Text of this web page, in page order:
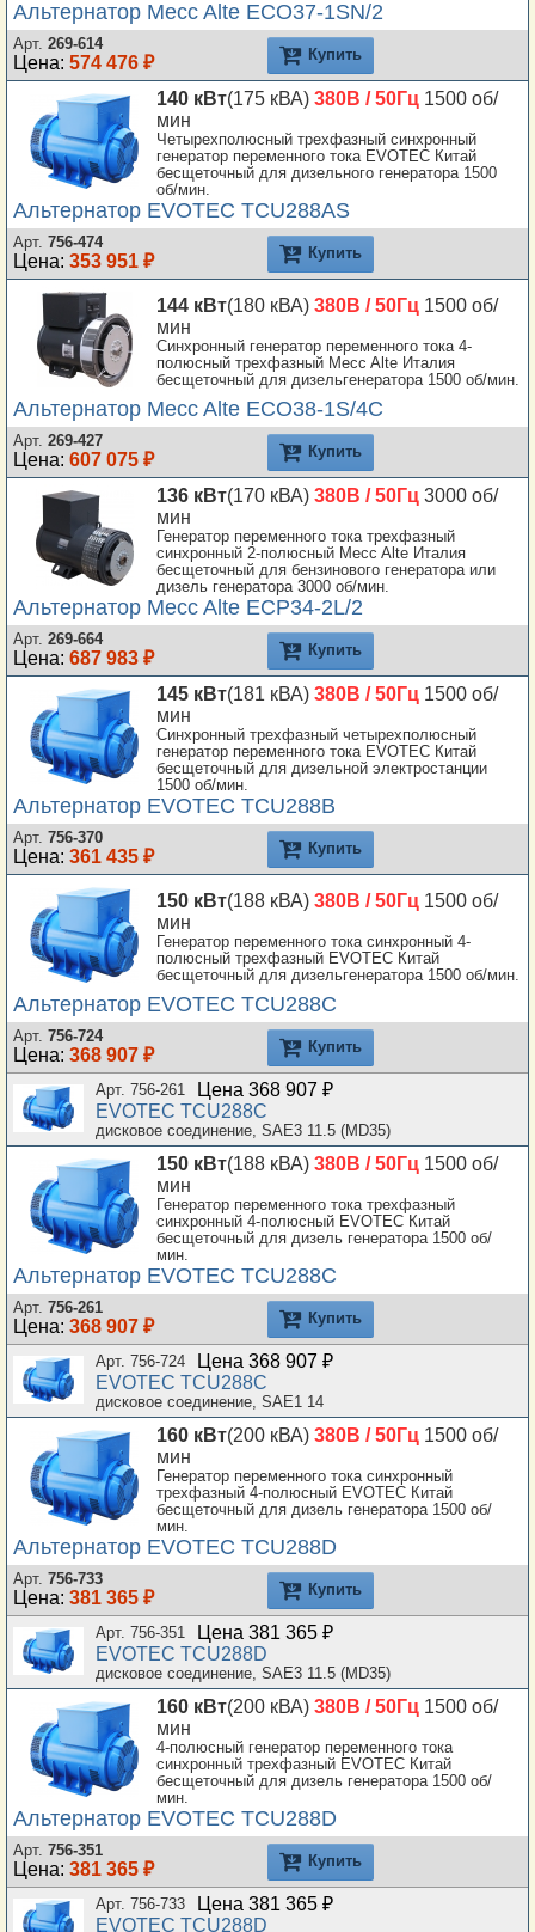
Альтернатор Mecc Alte ECO37-1SN/2
Арт. 269-614
Цена: 574 476 ₽ Купить
140 кВт(175 кВА) 380В / 50Гц 1500 об/
мин
Четырехполюсный трехфазный синхронный
генератор переменного тока EVOTEC Китай
бесщеточный для дизельного генератора 1500
об/мин.
Альтернатор EVOTEC TCU288AS
Арт. 756-474
Цена: 353 951 ₽ Купить
144 кВт(180 кВА) 380В / 50Гц 1500 об/
мин
Синхронный генератор переменного тока 4-
полюсный трехфазный Mecc Alte Италия
бесщеточный для дизельгенератора 1500 об/мин.
Альтернатор Mecc Alte ECO38-1S/4C
Арт. 269-427
Цена: 607 075 ₽ Купить
136 кВт(170 кВА) 380В / 50Гц 3000 об/
мин
Генератор переменного тока трехфазный
синхронный 2-полюсный Mecc Alte Италия
бесщеточный для бензинового генератора или
дизель генератора 3000 об/мин.
Альтернатор Mecc Alte ECP34-2L/2
Арт. 269-664
Цена: 687 983 ₽ Купить
145 кВт(181 кВА) 380В / 50Гц 1500 об/
мин
Синхронный трехфазный четырехполюсный
генератор переменного тока EVOTEC Китай
бесщеточный для дизельной электростанции
1500 об/мин.
Альтернатор EVOTEC TCU288B
Арт. 756-370
Цена: 361 435 ₽ Купить
150 кВт(188 кВА) 380В / 50Гц 1500 об/
мин
Генератор переменного тока синхронный 4-
полюсный трехфазный EVOTEC Китай
бесщеточный для дизельгенератора 1500 об/мин.
Альтернатор EVOTEC TCU288C
Арт. 756-724
Цена: 368 907 ₽ Купить
Арт. 756-261
Цена 368 907 ₽
EVOTEC TCU288C
дисковое соединение, SAE3 11.5 (MD35)
150 кВт(188 кВА) 380В / 50Гц 1500 об/
мин
Генератор переменного тока трехфазный
синхронный 4-полюсный EVOTEC Китай
бесщеточный для дизель генератора 1500 об/
мин.
Альтернатор EVOTEC TCU288C
Арт. 756-261
Цена: 368 907 ₽ Купить
Арт. 756-724
Цена 368 907 ₽
EVOTEC TCU288C
дисковое соединение, SAE1 14
160 кВт(200 кВА) 380В / 50Гц 1500 об/
мин
Генератор переменного тока синхронный
трехфазный 4-полюсный EVOTEC Китай
бесщеточный для дизель генератора 1500 об/
мин.
Альтернатор EVOTEC TCU288D
Арт. 756-733
Цена: 381 365 ₽ Купить
Арт. 756-351
Цена 381 365 ₽
EVOTEC TCU288D
дисковое соединение, SAE3 11.5 (MD35)
160 кВт(200 кВА) 380В / 50Гц 1500 об/
мин
4-полюсный генератор переменного тока
синхронный трехфазный EVOTEC Китай
бесщеточный для дизель генератора 1500 об/
мин.
Альтернатор EVOTEC TCU288D
Арт. 756-351
Цена: 381 365 ₽ Купить
Арт. 756-733
Цена 381 365 ₽
EVOTEC TCU288D